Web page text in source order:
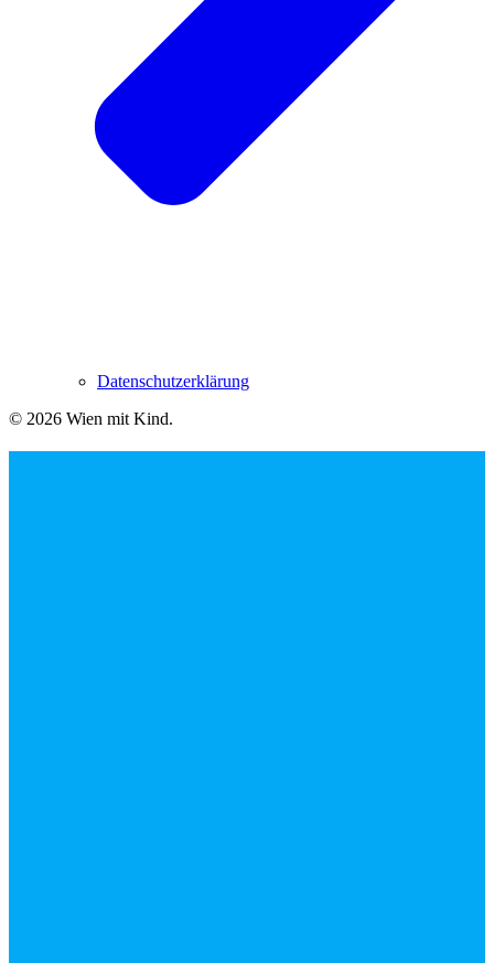
Datenschutzerklärung
© 2026 Wien mit Kind.